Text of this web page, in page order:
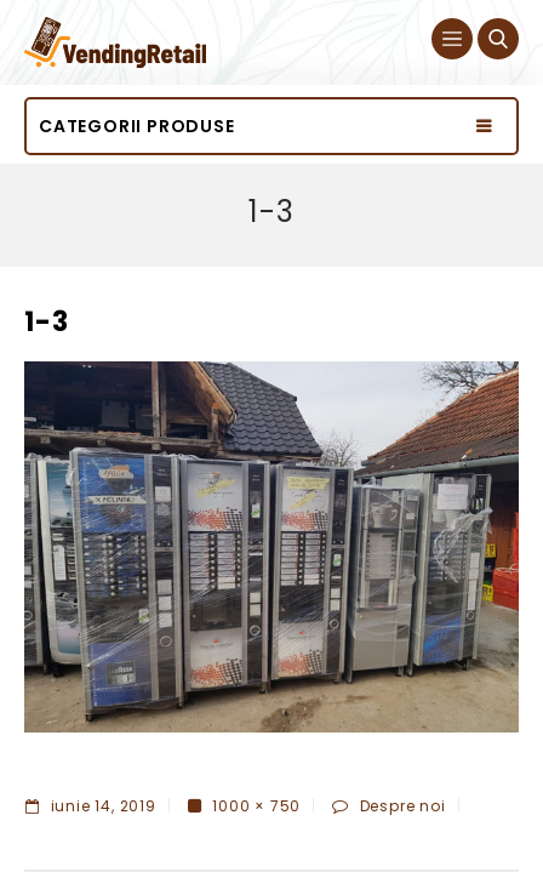
CATEGORII PRODUSE
1-3
1-3
iunie 14, 2019 1000 × 750 Despre noi